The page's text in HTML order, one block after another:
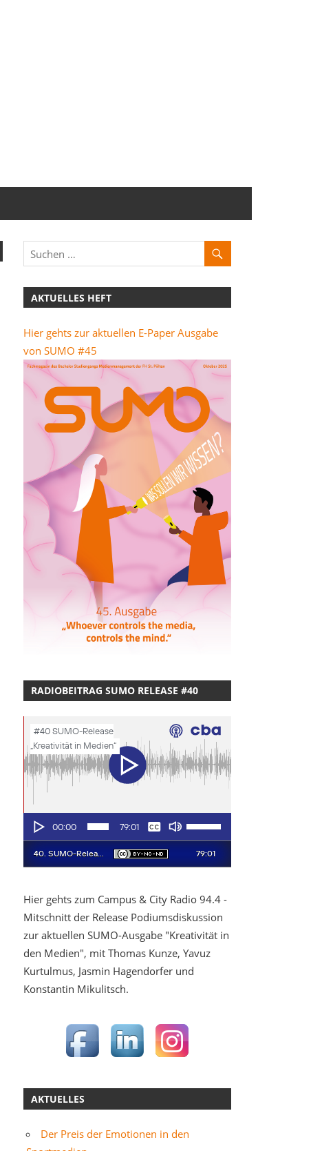
AKTUELLES HEFT
Hier gehts zur aktuellen E-Paper Ausgabe
von SUMO #45
RADIOBEITRAG SUMO RELEASE #40
Hier gehts zum Campus & City Radio 94.4 -
Mitschnitt der Release Podiumsdiskussion
zur aktuellen SUMO-Ausgabe "Kreativität in
den Medien", mit Thomas Kunze, Yavuz
Kurtulmus, Jasmin Hagendorfer und
Konstantin Mikulitsch.
AKTUELLES
Der Preis der Emotionen in den